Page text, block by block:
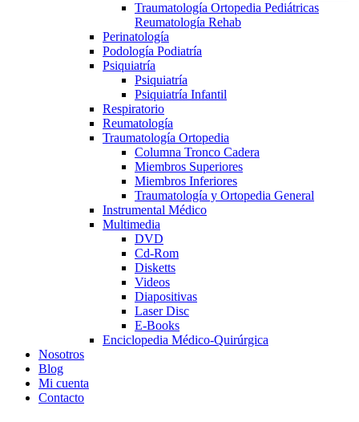
Traumatología Ortopedia Pediátricas
Reumatología Rehab
Perinatología
Podología Podiatría
Psiquiatría
Psiquiatría
Psiquiatría Infantil
Respiratorio
Reumatología
Traumatología Ortopedia
Columna Tronco Cadera
Miembros Superiores
Miembros Inferiores
Traumatología y Ortopedia General
Instrumental Médico
Multimedia
DVD
Cd-Rom
Disketts
Videos
Diapositivas
Laser Disc
E-Books
Enciclopedia Médico-Quirúrgica
Nosotros
Blog
Mi cuenta
Contacto